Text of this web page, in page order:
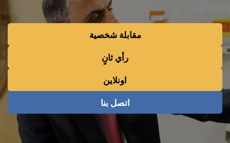
مقابلة شخصية
رأي ثانٍ
اونلاين
اتصل بنا